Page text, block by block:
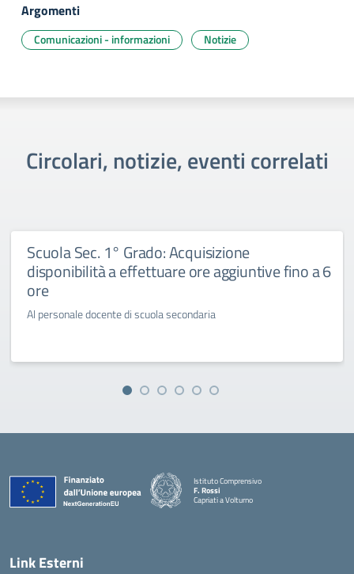
Argomenti
Comunicazioni - informazioni Notizie
Circolari, notizie, eventi correlati
Scuola Sec. 1° Grado: Acquisizione
disponibilità a effettuare ore aggiuntive fino a 6
ore
Al personale docente di scuola secondaria
Istituto Comprensivo
F. Rossi
Capriati a Volturno
— Visita la pagina iniziale della scuola
Link Esterni